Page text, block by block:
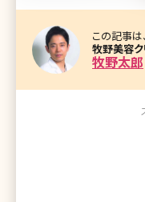
この記事は、
牧野美容ク
牧野太郎